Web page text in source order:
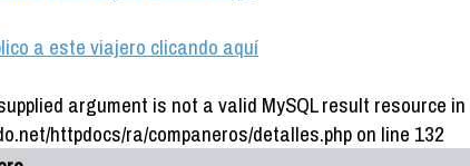
a este viajero clicando aquí
argument is not a valid MySQL result resource in
httpdocs/ra/companeros/detalles.php on line 132